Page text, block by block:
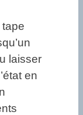
laisser
en